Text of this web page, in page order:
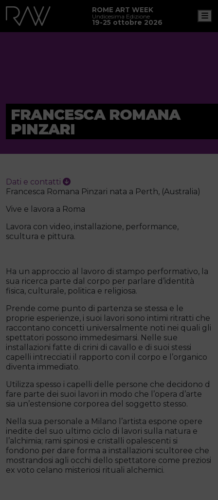
ROME ART WEEK
Undicesima Edizione
19-25 ottobre 2026
FRANCESCA ROMANA
PINZARI
Dati e contatti
Francesca Romana Pinzari nata a Perth, (Australia)
Vive e lavora a Roma
Lavora con video, installazione, performance,
scultura e pittura.
Ha un approccio al lavoro di stampo performativo, la
sua ricerca parte dal corpo per parlare d’identità
fisica, culturale, politica e religiosa.
Prende come punto di partenza se stessa e le
proprie esperienze, i suoi lavori sono intimi ritratti che
raccontano concetti universalmente noti nei quali gli
spettatori possono immedesimarsi. Nelle sue
installazioni fatte di crini di cavallo e di suoi stessi
capelli intrecciati il rapporto con il corpo e l’organico
diventa immediato.
Utilizza spesso i capelli delle persone che decidono d
fare parte dei suoi lavori in modo che l’opera d’arte
sia un’estensione corporea del soggetto stesso.
Nella sua personale a Milano l’artista espone opere
inedite del suo ultimo ciclo di lavori sulla natura e
l’alchimia; rami spinosi e cristalli opalescenti si
fondono per dare forma a installazioni scultoree che
mostrandosi agli occhi dello spettatore come preziosi
ex voto celano misteriosi rituali alchemici.